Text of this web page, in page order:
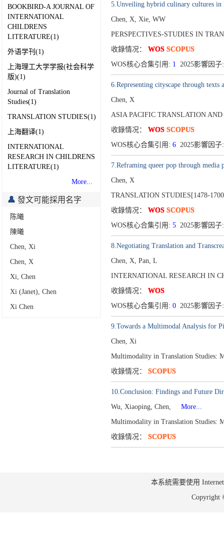
BOOKBIRD-A JOURNAL OF
INTERNATIONAL
CHILDRENS
LITERATURE(1)
外语学刊(1)
上海理工大学学报(社会科学
版)(1)
Journal of Translation
Studies(1)
TRANSLATION STUDIES(1)
上海翻译(1)
INTERNATIONAL
RESEARCH IN CHILDRENS
LITERATURE(1)
More...
發文可能採用名字
陈曦
陳曦
Chen, Xi
Chen, X
Xi, Chen
Xi (Janet), Chen
Xi Chen
5.Unveiling hybrid culinary cultures in
Chen, X, Xie, WW
PERSPECTIVES-STUDIES IN
收錄情况： WOS SCOPUS
WOS核心合集引用: 1 2025影響因
6.Representing cityscape through
Chen, X
ASIA PACIFIC TRANSLATION
收錄情况： WOS SCOPUS
WOS核心合集引用: 62025影響因
7.Reframing queer pop through
Chen, X
TRANSLATION STUDIES[1478-
收錄情况： WOS SCOPUS
WOS核心合集引用: 52025影響因
8.Negotiating Translation and
Chen, X, Pan, L
INTERNATIONAL RESEARCH IN
收錄情况： WOS
WOS核心合集引用: 02025影響因
9.Towards a Multimodal Analysis for
Chen, Xi
Multimodality in Translation Studies:
收錄情况： SCOPUS
10.Conclusion: Findings and Future
Wu, Xiaoping, Chen,
More...
Multimodality in Translation Studies:
收錄情况： SCOPUS
本系統需要使用
Copyright